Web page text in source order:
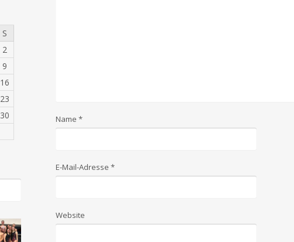
Name *
E-Mail-Adresse *
Website
S
2
9
16
23
30